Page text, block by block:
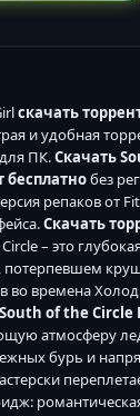
скачать
и удобная
ПК.Скачать
бесплатнобез
репаков от
Скачать
– это
потерпевшем
во времена
of the Circle
атмосферу
бурь и